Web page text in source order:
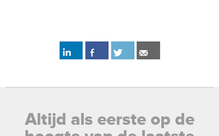
Altijd als eerste op de